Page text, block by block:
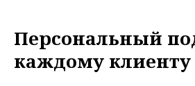
Персональный
каждому клиенту